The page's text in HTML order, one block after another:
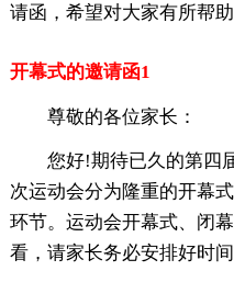
请函，希望对大家有所帮助
开幕式的邀请函1
尊敬的各位家长：
您好!期待已久的第四
次运动会分为隆重的开幕
环节。运动会开幕式、闭
看，请家长务必安排好时